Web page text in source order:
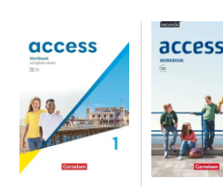
Projektarbeit ab Band 3
Ab Band 5 intensive